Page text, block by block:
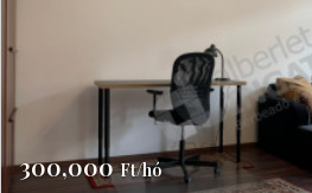
300,000Ft/hó